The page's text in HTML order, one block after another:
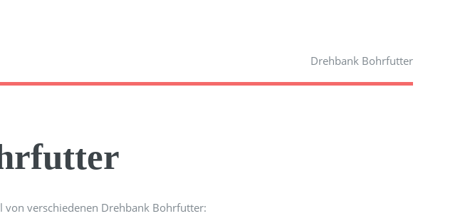
Drehbank Bohrfutter
von verschiedenen Drehbank Bohrfutter: